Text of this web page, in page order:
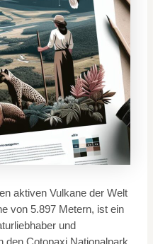
aktiven Vulkane der Welt
von 5.897 Metern, ist ein
und